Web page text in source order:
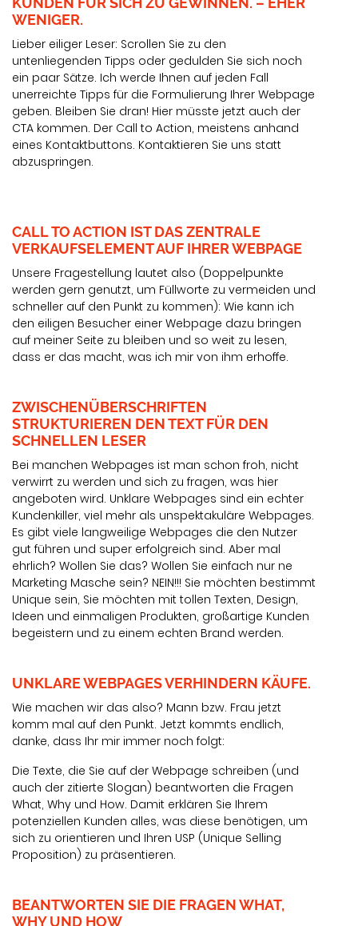
WENIGER.
Lieber eiliger Leser: Scrollen Sie zu den
untenliegenden Tipps oder gedulden Sie sich noch
ein paar Sätze. Ich werde Ihnen auf jeden Fall
unerreichte Tipps für die Formulierung Ihrer Webpage
geben. Bleiben Sie dran! Hier müsste jetzt auch der
CTA kommen. Der Call to Action, meistens anhand
eines Kontaktbuttons. Kontaktieren Sie uns statt
abzuspringen.
CALL TO ACTION IST DAS ZENTRALE
VERKAUFSELEMENT AUF IHRER WEBPAGE
Unsere Fragestellung lautet also (Doppelpunkte
werden gern genutzt, um Füllworte zu vermeiden und
schneller auf den Punkt zu kommen): Wie kann ich
den eiligen Besucher einer Webpage dazu bringen
auf meiner Seite zu bleiben und so weit zu lesen,
dass er das macht, was ich mir von ihm erhoffe.
ZWISCHENÜBERSCHRIFTEN
STRUKTURIEREN DEN TEXT FÜR DEN
SCHNELLEN LESER
Bei manchen Webpages ist man schon froh, nicht
verwirrt zu werden und sich zu fragen, was hier
angeboten wird. Unklare Webpages sind ein echter
Kundenkiller, viel mehr als unspektakuläre Webpages.
Es gibt viele langweilige Webpages die den Nutzer
gut führen und super erfolgreich sind. Aber mal
ehrlich? Wollen Sie das? Wollen Sie einfach nur ne
Marketing Masche sein? NEIN!!! Sie möchten bestimmt
Unique sein, Sie möchten mit tollen Texten, Design,
Ideen und einmaligen Produkten, großartige Kunden
begeistern und zu einem echten Brand werden.
UNKLARE WEBPAGES VERHINDERN KÄUFE.
Wie machen wir das also? Mann bzw. Frau jetzt
komm mal auf den Punkt. Jetzt kommts endlich,
danke, dass Ihr mir immer noch folgt:
Die Texte, die Sie auf der Webpage schreiben (und
auch der zitierte Slogan) beantworten die Fragen
What, Why und How. Damit erklären Sie Ihrem
potenziellen Kunden alles, was diese benötigen, um
sich zu orientieren und Ihren USP (Unique Selling
Proposition) zu präsentieren.
BEANTWORTEN SIE DIE FRAGEN WHAT,
WHY UND HOW